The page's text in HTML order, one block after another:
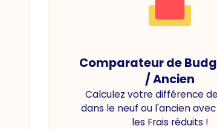
Comparateur de
/ Ancien
Calculez votre différence
dans le neuf ou l'ancien avec
les Frais réduits !